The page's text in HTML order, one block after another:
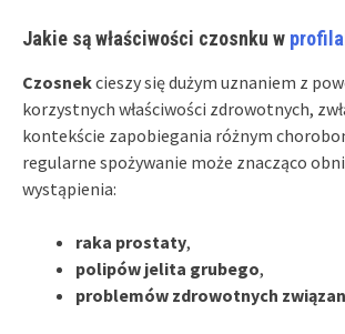
Jakie są właściwości czosnku w
Czosnekcieszy się dużym uznaniem z
korzystnych właściwości zdrowotnych,
kontekście zapobiegania różnym
regularne spożywanie może znacząco
wystąpienia:
raka prostaty,
polipów jelita grubego,
problemów zdrowotnych